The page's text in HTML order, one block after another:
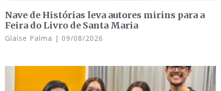
Nave de Histórias leva autores mirins para a
Feira do Livro de Santa Maria
Glaíse Palma 09/08/2026